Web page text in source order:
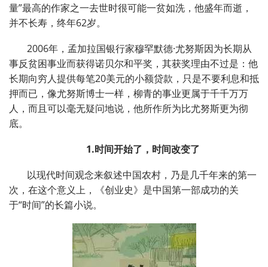
量”最高的作家之一去世时很可能一贫如洗，他盛年而逝，
并不长寿，终年62岁。
2006年，孟加拉国银行家穆罕默德·尤努斯因为长期从
事反贫困事业而获得诺贝尔和平奖，其获奖理由不过是：他
长期向穷人提供每笔20美元的小额贷款，只是不要利息和抵
押而已，像尤努斯博士一样，柳青的事业更属于千千万万
人，而且可以毫无疑问地说，他所作所为比尤努斯更为彻
底。
1.时间开始了，时间改变了
以现代时间观念来叙述中国农村，乃是几千年来的第一
次，在这个意义上，《创业史》是中国第一部成功的关
于“时间”的长篇小说。